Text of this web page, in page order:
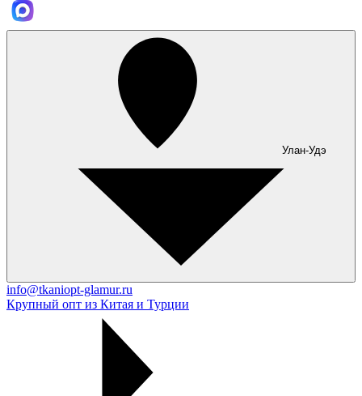
Улан-Удэ
info@tkaniopt-glamur.ru
Крупный опт из Китая и Турции